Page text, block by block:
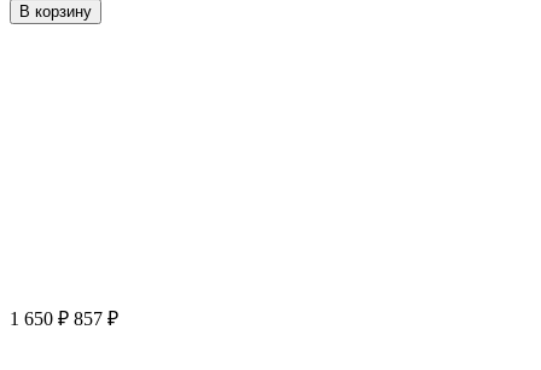
В корзину
1 650 ₽ 857 ₽